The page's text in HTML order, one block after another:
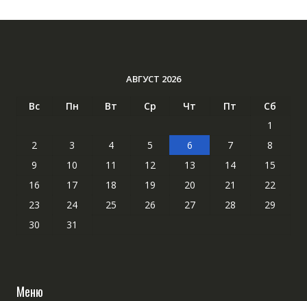
АВГУСТ 2026
Вс Пн Вт Ср Чт Пт
Сб
1
2
3 4 5 6 7
8
9
10 11 12 13 14
15
16
17 18 19 20 21
22
23
24 25 26 27 28
29
30
31
Меню